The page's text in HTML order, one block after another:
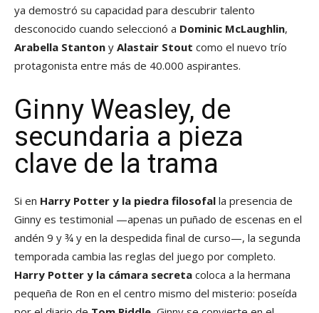
ya demostró su capacidad para descubrir talento
desconocido cuando seleccionó a Dominic McLaughlin,
Arabella Stanton y Alastair Stout como el nuevo trío
protagonista entre más de 40.000 aspirantes.
Ginny Weasley, de
secundaria a pieza
clave de la trama
Si en Harry Potter y la piedra filosofal la presencia de
Ginny es testimonial —apenas un puñado de escenas en el
andén 9 y ¾ y en la despedida final de curso—, la segunda
temporada cambia las reglas del juego por completo.
Harry Potter y la cámara secreta coloca a la hermana
pequeña de Ron en el centro mismo del misterio: poseída